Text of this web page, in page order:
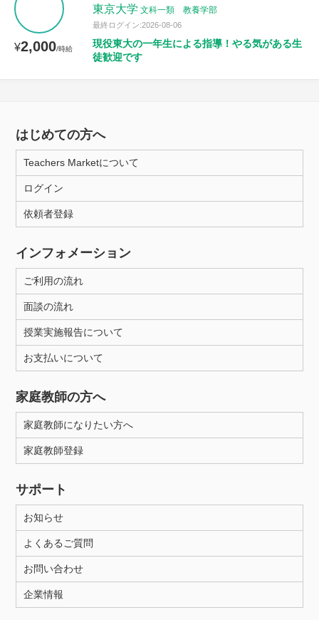
¥2,000/時給
東京大学 文科一類 教養学部
最終ログイン:2026-08-06
現役東大の一年生による指導！やる気がある生
徒歓迎です
はじめての方へ
Teachers Marketについて
ログイン
依頼者登録
インフォメーション
ご利用の流れ
面談の流れ
授業実施報告について
お支払いについて
家庭教師の方へ
家庭教師になりたい方へ
家庭教師登録
サポート
お知らせ
よくあるご質問
お問い合わせ
企業情報